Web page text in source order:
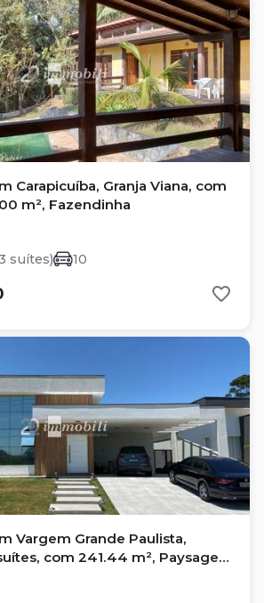
Carapicuíba, Granja Viana, com
m², Fazendinha
suítes) 10
Vargem Grande Paulista,
com 241.44 m², Paysage